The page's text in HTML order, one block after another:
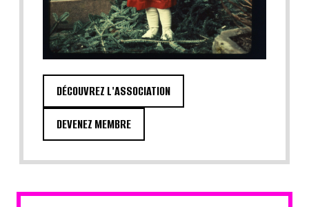
DÉCOUVREZ L'ASSOCIATION
DEVENEZ MEMBRE